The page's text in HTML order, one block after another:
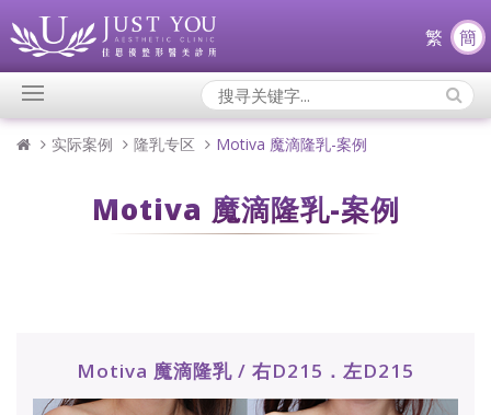
繁 簡
Search
Icons:
实际案例 隆乳专区 Motiva 魔滴隆乳-案例
Motiva 魔滴隆乳-案例
Motiva 魔滴隆乳 / 右D215．左D215